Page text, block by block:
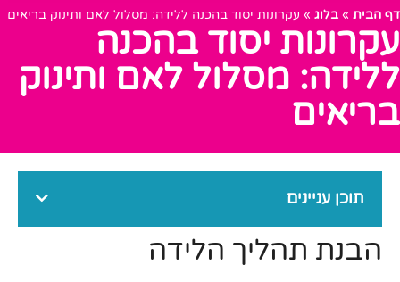
דף הבית » בלוג » עקרונות יסוד בהכנה ללידה: מסלול לאם ותינוק בריאים
עקרונות יסוד בהכנה
ללידה: מסלול לאם ותינוק
בריאים
תוכן עניינים
הבנת תהליך הלידה